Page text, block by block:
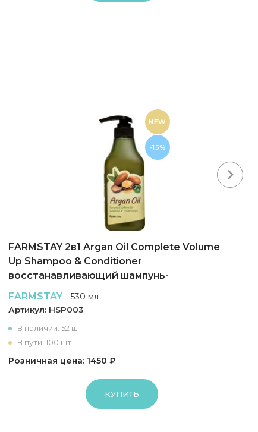
FARMSTAY 2в1 Argan Oil Complete Volume
Up Shampoo & Conditioner
восстанавливающий шампунь-
FARMSTAY 530 мл
Артикул: HSP003
В наличии: 52 шт.
В пути: 100 шт.
Розничная цена: 1450 ₽
КУПИТЬ
NEW
-15%
Next